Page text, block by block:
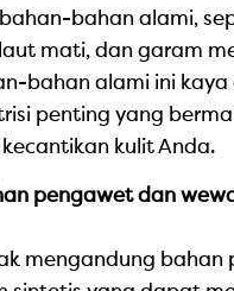
bahan alami,
mati, dan garam
bahan alami ini kaya
penting yang
kulit Anda.
pengawet dan
mengandung bahan